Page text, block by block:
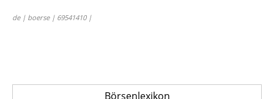
de | boerse | 69541410 |
Börsenlexikon